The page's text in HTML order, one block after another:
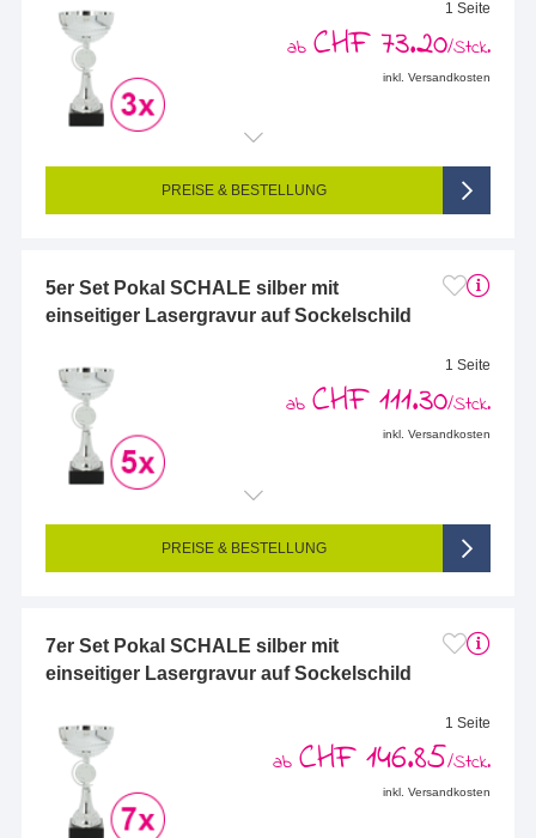
1 Seite
ab CHF 73.20/Stck.
inkl. Versandkosten
Endformat (bedruckte Fläche): 83 x 25 mm
Seitigkeit: 1-seitig (Vorderseite graviert, Rückseite nicht graviert)
Einseitig graviert
PREISE & BESTELLUNG
5er Set Pokal SCHALE silber mit
einseitiger Lasergravur auf Sockelschild
1 Seite
ab CHF 111.30/Stck.
inkl. Versandkosten
Endformat (bedruckte Fläche): 68 x 25 mm
Seitigkeit: 1-seitig (Vorderseite graviert, Rückseite nicht graviert)
Einseitig graviert
PREISE & BESTELLUNG
7er Set Pokal SCHALE silber mit
einseitiger Lasergravur auf Sockelschild
1 Seite
ab CHF 146.85/Stck.
inkl. Versandkosten